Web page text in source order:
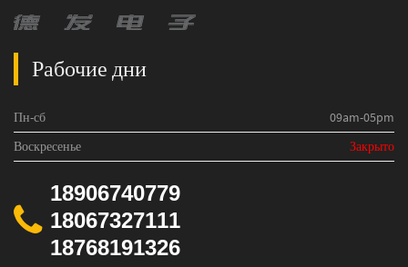
Рабочие дни
Пн-сб
09am-05pm
Воскресенье
Закрыто
18906740779
18067327111
18768191326